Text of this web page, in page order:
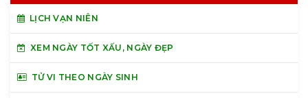
LỊCH VẠN NIÊN
XEM NGÀY TỐT XẤU, NGÀY ĐẸP
TỬ VI THEO NGÀY SINH